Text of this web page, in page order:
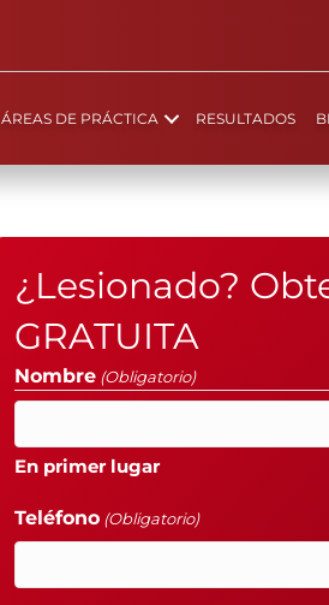
ÁREAS DE PRÁCTICA RESULTADOS
¿Lesionado?
GRATUITA
Nombre (Obligatorio)
En primer lugar
Teléfono (Obligatorio)